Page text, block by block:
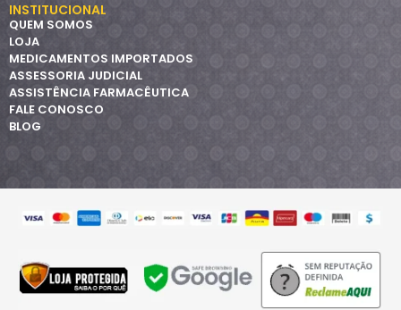
INSTITUCIONAL
QUEM SOMOS
LOJA
MEDICAMENTOS IMPORTADOS
ASSESSORIA JUDICIAL
ASSISTÊNCIA FARMACÊUTICA
FALE CONOSCO
BLOG